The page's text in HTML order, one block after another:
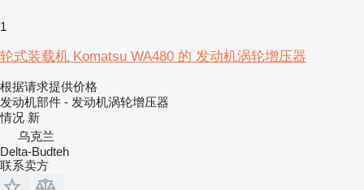
1
轮式装载机 Komatsu WA480 的 发动机涡轮增压器
根据请求提供价格
发动机部件 - 发动机涡轮增压器
情况 新
乌克兰
Delta-Budteh
联系卖方